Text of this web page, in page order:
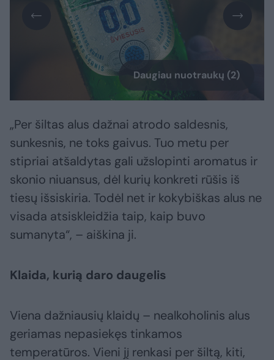
Daugiau nuotraukų (2)
„Per šiltas alus dažnai atrodo saldesnis,
sunkesnis, ne toks gaivus. Tuo metu per
stipriai atšaldytas gali užslopinti aromatus ir
skonio niuansus, dėl kurių konkreti rūšis iš
tiesų išsiskiria. Todėl net ir kokybiškas alus ne
visada atsiskleidžia taip, kaip buvo
sumanyta“, – aiškina ji.
Klaida, kurią daro daugelis
Viena dažniausių klaidų – nealkoholinis alus
geriamas nepasiekęs tinkamos
temperatūros. Vieni jį renkasi per šiltą, kiti,